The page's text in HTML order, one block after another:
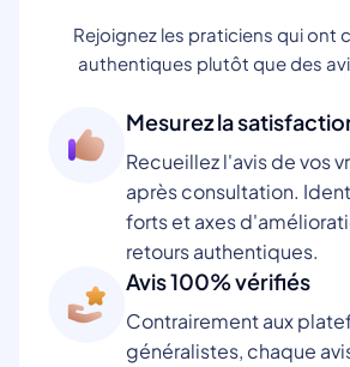
Rejoignez les praticiens qui ont
authentiques plutôt que des
Mesurez la
Recueillez l'avis de vos
après consultation.
forts et axes
retours authentiques.
Avis 100% vérifiés
Contrairement aux
généralistes, chaque